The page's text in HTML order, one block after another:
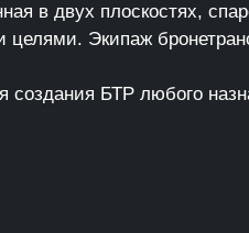
в двух плоскостях,
Экипаж
БТР любого